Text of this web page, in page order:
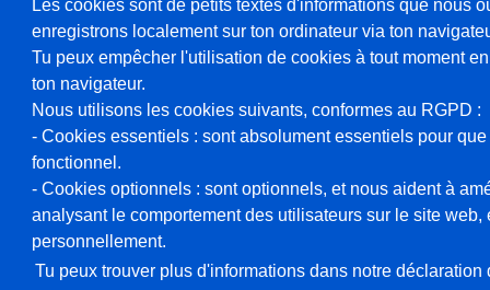
Les cookies sont de petits textes d'informations que nous
enregistrons localement sur ton ordinateur via ton
Tu peux empêcher l'utilisation de cookies à tout moment
ton navigateur.
Nous utilisons les cookies suivants, conformes au RGPD :
- Cookies essentiels : sont absolument essentiels pour
fonctionnel.
- Cookies optionnels : sont optionnels, et nous aident à
analysant le comportement des utilisateurs sur le site web,
personnellement.
Tu peux trouver plus d'informations dans notre déclaration